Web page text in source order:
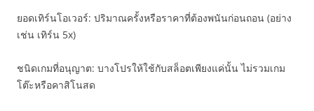
ยอดเทิร์นโอเวอร์: ปริมาณครั้งหรือราคาที่ต้องพนันก่อนถอน (อย่าง
เช่น เทิร์น 5x)
ชนิดเกมที่อนุญาต: บางโปรให้ใช้กับสล็อตเพียงแค่นั้น ไม่รวมเกม
โต๊ะหรือคาสิโนสด